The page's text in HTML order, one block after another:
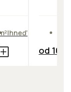
Ihneď
od